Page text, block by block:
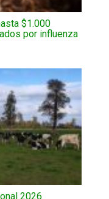
$1.000
por influenza
2026